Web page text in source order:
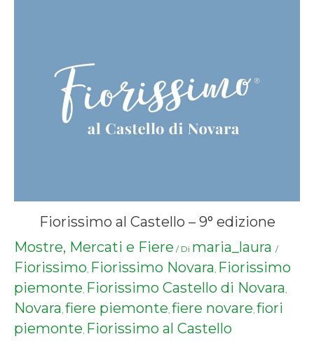
Fiorissimo al Castello – 9° edizione
Mostre, Mercati e Fiere / Di maria_laura /
Fiorissimo, Fiorissimo Novara, Fiorissimo
piemonte, Fiorissimo Castello di Novara,
Novara, fiere piemonte, fiere novare, fiori
piemonte, Fiorissimo al Castello